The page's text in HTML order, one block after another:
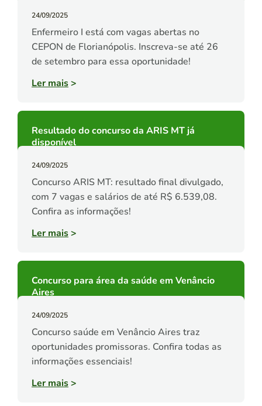
24/09/2025
Enfermeiro I está com vagas abertas no
CEPON de Florianópolis. Inscreva-se até 26
de setembro para essa oportunidade!
Ler mais>
Resultado do concurso da ARIS MT já
disponível
24/09/2025
Concurso ARIS MT: resultado final divulgado,
com 7 vagas e salários de até R$ 6.539,08.
Confira as informações!
Ler mais>
Concurso para área da saúde em Venâncio
Aires
24/09/2025
Concurso saúde em Venâncio Aires traz
oportunidades promissoras. Confira todas as
informações essenciais!
Ler mais>